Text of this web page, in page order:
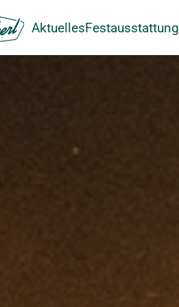
AktuellesFestausstattung